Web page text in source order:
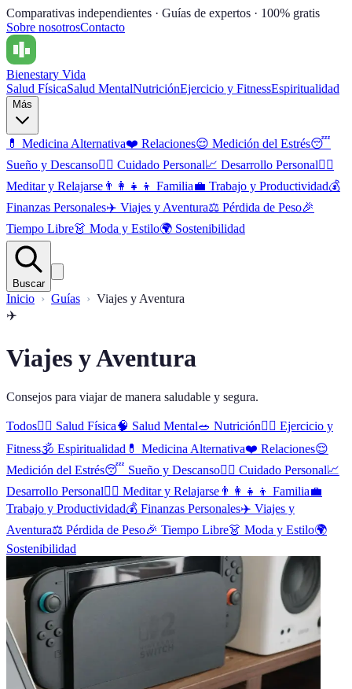
Comparativas independientes · Guías de expertos · 100% gratis
Sobre nosotrosContacto
Bienestary Vida
Salud FísicaSalud MentalNutriciónEjercicio y FitnessEspiritualidad
Más
💊 Medicina Alternativa❤️ Relaciones😌 Medición del Estrés😴
Sueño y Descanso🧖‍♀️ Cuidado Personal📈 Desarrollo Personal🧘‍♂️
Meditar y Relajarse 👨‍👩‍👧‍👦 Familia💼 Trabajo y Productividad💰
Finanzas Personales✈️ Viajes y Aventura⚖️ Pérdida de Peso🎉
Tiempo Libre👗 Moda y Estilo🌍 Sostenibilidad
Buscar
Inicio Guías
Viajes y Aventura
✈️
Viajes y Aventura
Consejos para viajar de manera saludable y segura.
Todos🏋️‍♂️ Salud Física🧠 Salud Mental🥗 Nutrición🏃‍♀️ Ejercicio y
Fitness🕉️ Espiritualidad 💊 Medicina Alternativa❤️ Relaciones😌
Medición del Estrés😴 Sueño y Descanso🧖‍♀️ Cuidado Personal📈
Desarrollo Personal🧘‍♂️ Meditar y Relajarse 👨‍👩‍👧‍👦 Familia💼
Trabajo y Productividad💰 Finanzas Personales✈️ Viajes y
Aventura⚖️ Pérdida de Peso🎉 Tiempo Libre👗 Moda y Estilo🌍
Sostenibilidad